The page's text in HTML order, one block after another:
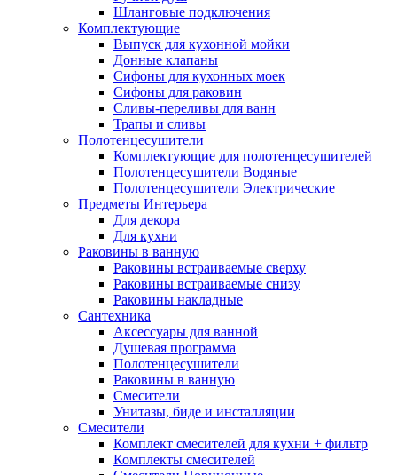
Шланговые подключения
Комплектующие
Выпуск для кухонной мойки
Донные клапаны
Сифоны для кухонных моек
Сифоны для раковин
Сливы-переливы для ванн
Трапы и сливы
Полотенцесушители
Комплектующие для полотенцесушителей
Полотенцесушители Водяные
Полотенцесушители Электрические
Предметы Интерьера
Для декора
Для кухни
Раковины в ванную
Раковины встраиваемые сверху
Раковины встраиваемые снизу
Раковины накладные
Сантехника
Аксессуары для ванной
Душевая программа
Полотенцесушители
Раковины в ванную
Смесители
Унитазы, биде и инсталляции
Смесители
Комплект смесителей для кухни + фильтр
Комплекты смесителей